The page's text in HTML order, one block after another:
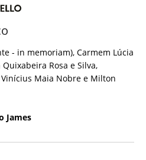
- in memoriam), Carmem Lúcia
Rosa e Silva,
Maia Nobre e Milton
James